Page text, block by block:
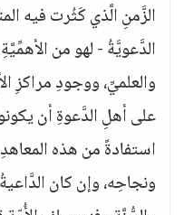
الزَّمنِ الَّذي كَثُرت فيه
الدَّعويَّةُ - لهو من
والعلميِّ، ووجودِ مراكزِ
على أهلِ الدَّعوةِ أن
استفادةً من هذه
ونجاحِه، وإن كان